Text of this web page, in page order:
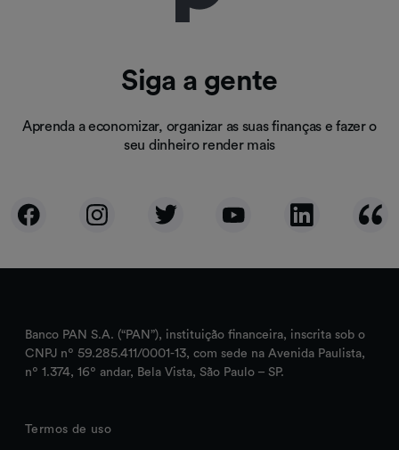
Siga a gente
Aprenda a economizar, organizar as suas finanças e fazer o
seu dinheiro render mais
Banco PAN S.A. (“PAN”), instituição financeira, inscrita sob o
CNPJ nº 59.285.411/0001-13, com sede na Avenida Paulista,
nº 1.374, 16º andar, Bela Vista, São Paulo – SP.
Termos de uso